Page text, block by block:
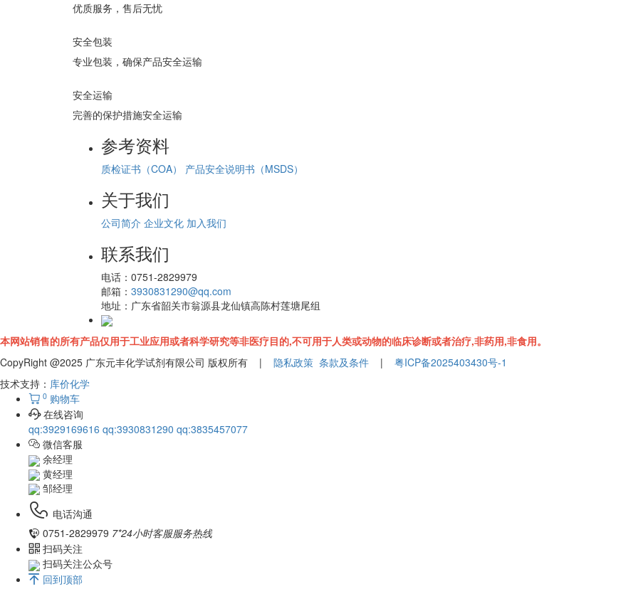
优质服务，售后无忧
安全包装
专业包装，确保产品安全运输
安全运输
完善的保护措施安全运输
参考资料
质检证书（COA） 产品安全说明书（MSDS）
关于我们
公司简介 企业文化 加入我们
联系我们
电话： 0751-2829979
邮箱： 3930831290@qq.com
地址： 广东省韶关市翁源县龙仙镇高陈村莲塘尾组
本网站销售的所有产品仅用于工业应用或者科学研究等非医疗目的,不可用于人类或动物的临床诊断或者治疗,非药用,非食用。
CopyRight @2025 广东元丰化学试剂有限公司 版权所有 | 隐私政策 条款及条件 | 粤ICP备2025403430号-1
技术支持： 库价化学
0 购物车
在线咨询
qq:3929169616 qq:3930831290 qq:3835457077
微信客服
余经理
黄经理
邹经理
电话沟通
0751-2829979 7*24小时客服服务热线
扫码关注
扫码关注公众号
回到顶部